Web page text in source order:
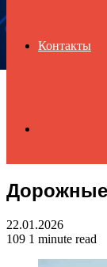
Контакты
for
22.01.2026
109 1 minute read